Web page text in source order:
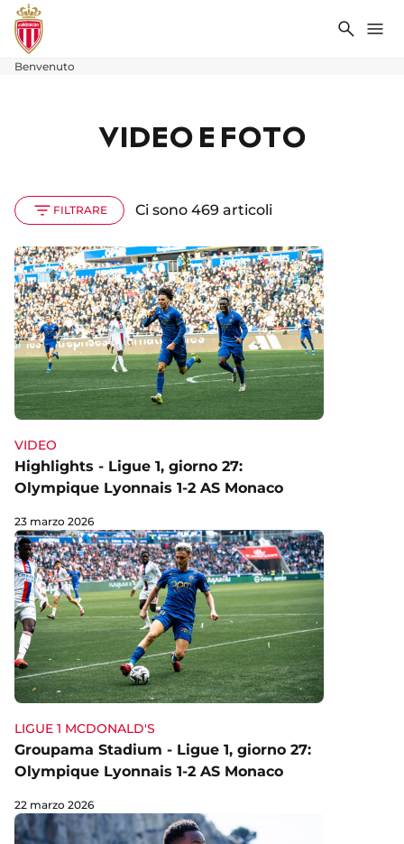
Ricerca
Benvenuto
VIDEO E FOTO
FILTRARE Ci sono 469 articoli
VIDEO
Highlights - Ligue 1, giorno 27:
Olympique Lyonnais 1-2 AS Monaco
23 marzo 2026
LIGUE 1 MCDONALD'S
Groupama Stadium - Ligue 1, giorno 27:
Olympique Lyonnais 1-2 AS Monaco
22 marzo 2026